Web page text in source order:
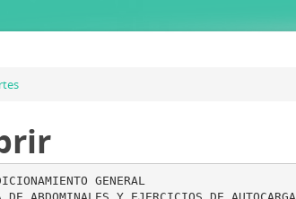
GENERAL
DE ABDOMINALES Y EJERCICIOS DE AUTOCARGA